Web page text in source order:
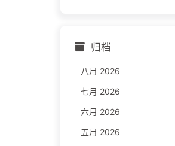
归档
八月 2026
七月 2026
六月 2026
五月 2026